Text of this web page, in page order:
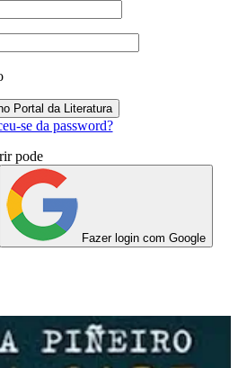
se da password?
pode
Fazer login com Google